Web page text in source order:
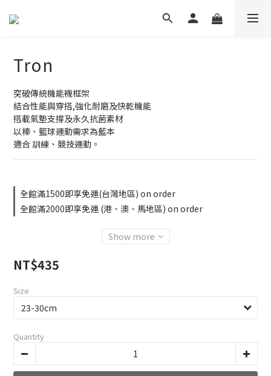
Tron
突破傳統機能襪框架
結合性能與穿搭,強化耐磨及快乾機能
搭載氣墊支撐及永久抗菌素材
以棒、籃球運動需求為藍本
適合 訓練、競技運動。
全館滿1500即享免運(台灣地區) on order
全館滿2000即享免運 (港、澳、馬地區) on order
Show more
NT$435
Size
Quantity